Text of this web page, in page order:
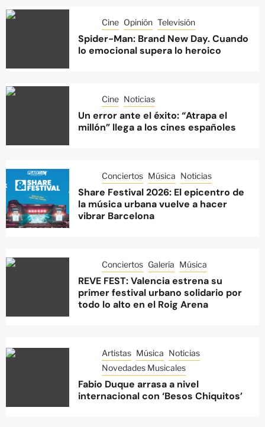
Cine Opinión Televisión
Spider-Man: Brand New Day. Cuando
lo emocional supera lo heroico
Cine Noticias
Un error ante el éxito: “Atrapa el
millón” llega a los cines españoles
Conciertos Música Noticias
Share Festival 2026: El epicentro de
la música urbana vuelve a hacer
vibrar Barcelona
Conciertos Galería Música
REVE FEST: Valencia estrena su
primer festival urbano solidario por
todo lo alto en el Roig Arena
Artistas Música Noticias
Novedades Musicales
Fabio Duque arrasa a nivel
internacional con ‘Besos Chiquitos’